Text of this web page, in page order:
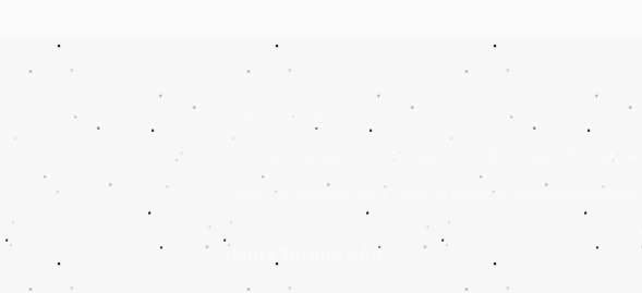
Contate-Nos
Entre em contato conosco para receber mais informações.
Entre em contato para saber e receber mais informações.
Hydra Torque UAB